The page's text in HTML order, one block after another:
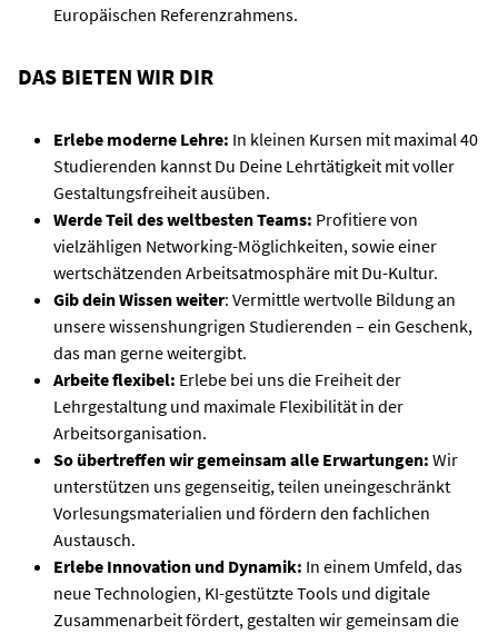
Europäischen Referenzrahmens.
DAS BIETEN WIR DIR
Erlebe moderne Lehre: In kleinen Kursen mit maximal 40
Studierenden kannst Du Deine Lehrtätigkeit mit voller
Gestaltungsfreiheit ausüben.
Werde Teil des weltbesten Teams: Profitiere von
vielzähligen Networking-Möglichkeiten, sowie einer
wertschätzenden Arbeitsatmosphäre mit Du-Kultur.
Gib dein Wissen weiter: Vermittle wertvolle Bildung an
unsere wissenshungrigen Studierenden – ein Geschenk,
das man gerne weitergibt.
Arbeite flexibel: Erlebe bei uns die Freiheit der
Lehrgestaltung und maximale Flexibilität in der
Arbeitsorganisation.
So übertreffen wir gemeinsam alle Erwartungen: Wir
unterstützen uns gegenseitig, teilen uneingeschränkt
Vorlesungsmaterialien und fördern den fachlichen
Austausch.
Erlebe Innovation und Dynamik: In einem Umfeld, das
neue Technologien, KI-gestützte Tools und digitale
Zusammenarbeit fördert, gestalten wir gemeinsam die